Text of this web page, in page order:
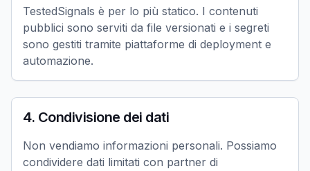
TestedSignals è per lo più statico. I contenuti
pubblici sono serviti da file versionati e i segreti
sono gestiti tramite piattaforme di deployment e
automazione.
4. Condivisione dei dati
Non vendiamo informazioni personali. Possiamo
condividere dati limitati con partner di